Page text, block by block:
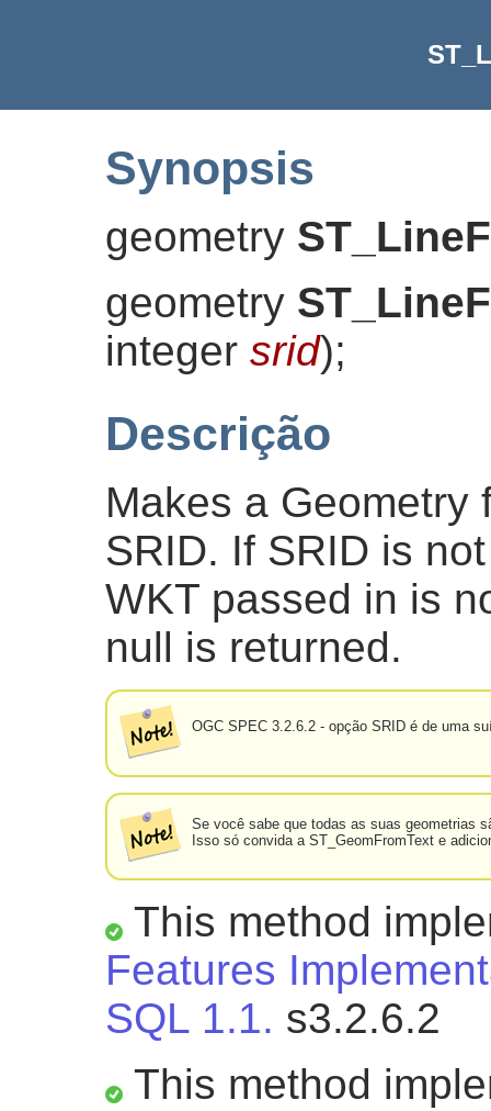
Synopsis
geometry
geometry
integer srid);
Descrição
Makes a Geometry
SRID. If SRID is
WKT passed in is
null is returned.
OGC SPEC 3.2.6.2 - opção SRID é de uma
Se você sabe que todas as suas geometrias
Isso só convida a ST_GeomFromText e
This method
Features
SQL 1.1. s3.2.6.2
This method